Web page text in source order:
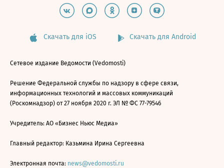
Скачать для iOS Скачать для Android
Сетевое издание Ведомости (Vedomosti)
Решение Федеральной службы по надзору в сфере связи,
информационных технологий и массовых коммуникаций
(Роскомнадзор) от 27 ноября 2020 г. ЭЛ № ФС 77-79546
Учредитель: АО «Бизнес Ньюс Медиа»
Главный редактор: Казьмина Ирина Сергеевна
Электронная почта: news@vedomosti.ru